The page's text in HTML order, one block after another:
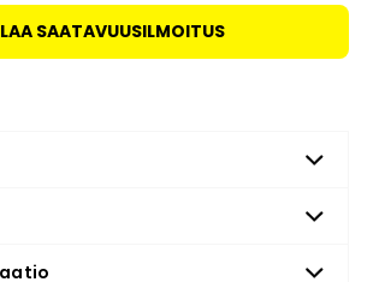
SAATAVUUSILMOITUS